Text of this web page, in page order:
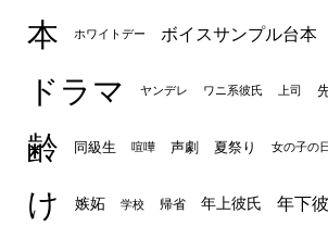
本
ホワイトデー ボイスサンプル台本
ドラマ
ヤンデレ ワニ系彼氏 上司
齢
同級生 喧嘩 声劇 夏祭り 女の子の日
け
嫉妬 学校 帰省 年上彼氏 年下